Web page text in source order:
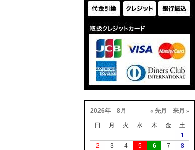
来月 »
« 先月
2026年 8月
日 月 火 水 木 金
土
1
2
3 4 5 6 7
8